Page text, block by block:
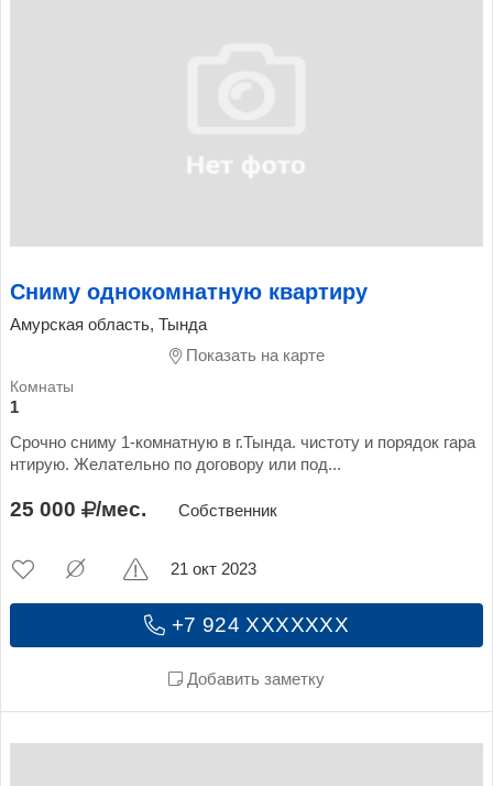
Сниму однокомнатную квартиру
Амурская область, Тында
Показать на карте
1
Срочно сниму 1-комнатную в г.Тында. чистоту и порядок гара
нтирую. Желательно по договору или под...
25 000 /мес. Собственник
+7 924 XXXXXXX
Добавить заметку
21 окт 2023